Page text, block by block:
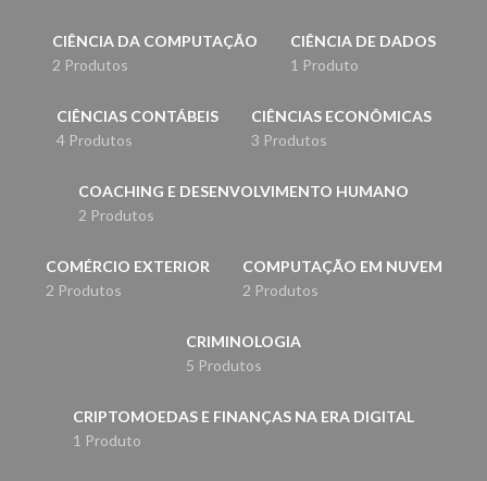
CIÊNCIA DA COMPUTAÇÃO
2 Produtos
CIÊNCIA DE DADOS
1 Produto
CIÊNCIAS CONTÁBEIS
4 Produtos
CIÊNCIAS ECONÔMICAS
3 Produtos
COACHING E DESENVOLVIMENTO HUMANO
2 Produtos
COMÉRCIO EXTERIOR
2 Produtos
COMPUTAÇÃO EM NUVEM
2 Produtos
CRIMINOLOGIA
5 Produtos
CRIPTOMOEDAS E FINANÇAS NA ERA DIGITAL
1 Produto